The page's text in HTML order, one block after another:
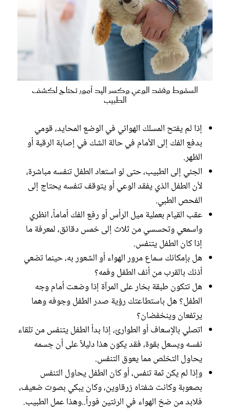
السقوط وفقد الوعي وكسر اليد أمور تحتاج لكشف
الطبيب
إذا لم يفتح المسلك الهوائي في الوضع المحايد، قومي
بدفع الفك إلى الأمام في حالة الشك في إصابة الرقبة أو
الظهر.
الجئي إلى الطبيب، حتى لو استعاد الطفل تنفسه مباشرة،
لأن الطفل الذي يفقد الوعي أو يتوقف تنفسه يحتاج إلى
الفحص الطبي.
عقب القيام بعملية ميل الرأس أو رفع الفك أماماً، انظري
واسمعي وتحسسي من ثلاث إلى خمس دقائق، لمعرفة ما
إذا كان الطفل يتنفس.
هل بإمكانك سماع مرور الهواء أو الشعور به، حينما تضعي
أذنك بالقرب من أنف الطفل وفمه؟
هل تتكون طبقة بخار على المرآة إذا وضعت أمام وجه
الطفل؟ هل باستطاعتك رؤية صدر الطفل وجوفه وهما
يرتفعان وينخفضان؟
اتصلي بالإسعاف أو الطوارئ، إذا بدأ الطفل يتنفس من تلقاء
نفسه ويسعل بقوة، فقد يكون هذا دليلاً على أن جسمه
يحاول التخلص مما يعوق التنفس.
وإذا لم يكن ثمة تنفس، أو كان الطفل يحاول التنفس
بصعوبة وكانت شفتاه زرقاوين، وكان يبكي بصوت ضعيف،
فلابد من ضخ الهواء في الرئتين فوراً..وهذا عمل الطبيب.